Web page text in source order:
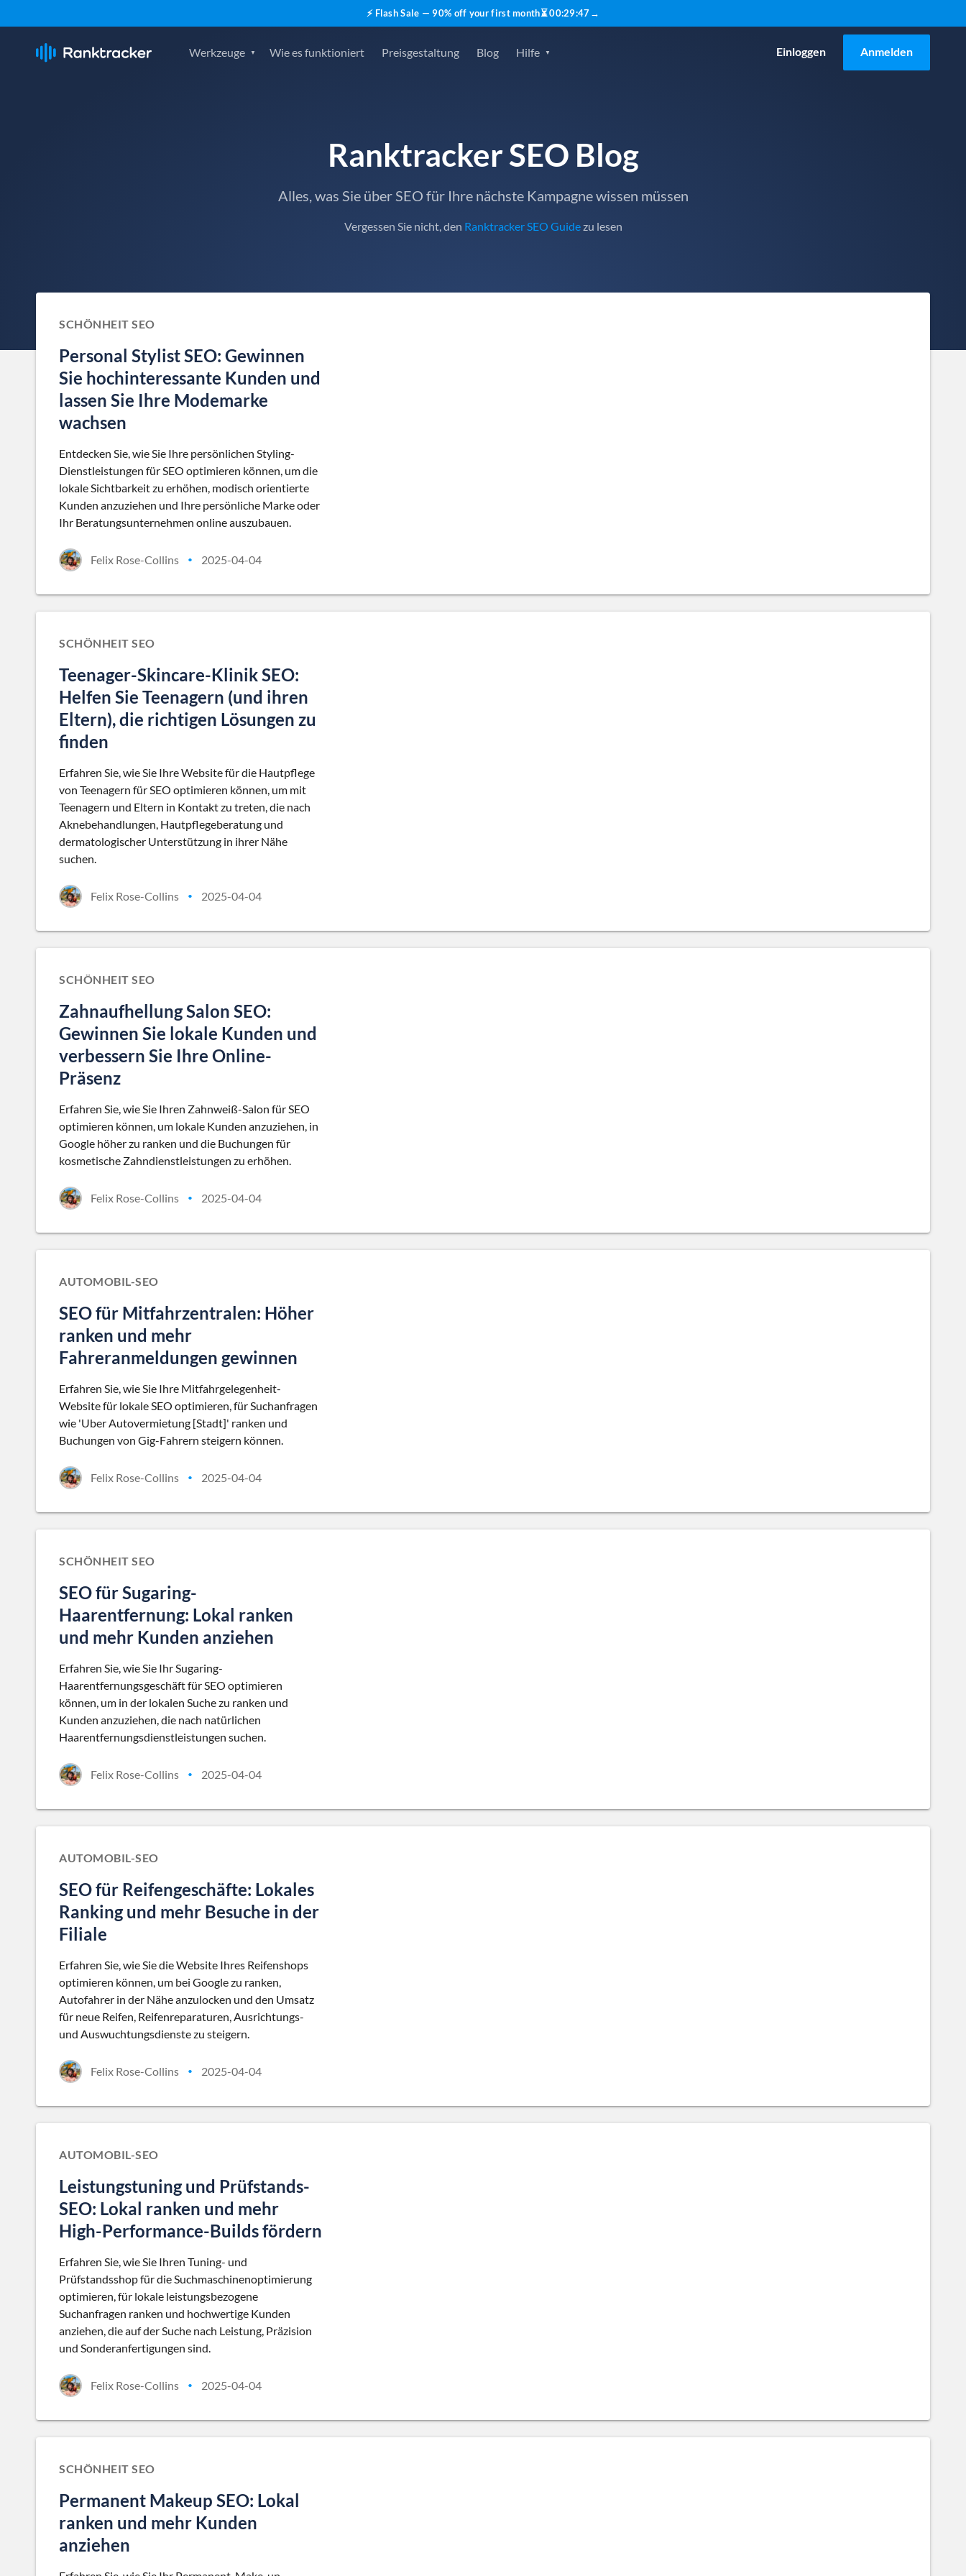
⚡ Flash Sale — 90% off your first month⏳00:29:46→
Werkzeuge Wie es funktioniert Preisgestaltung Blog Hilfe Einloggen Anmelden
Ranktracker SEO Blog
Alles, was Sie über SEO für Ihre nächste Kampagne wissen müssen
Vergessen Sie nicht, den Ranktracker SEO Guidezu lesen
SCHÖNHEIT SEO
Personal Stylist SEO: Gewinnen
Sie hochinteressante Kunden und
lassen Sie Ihre Modemarke
wachsen
Entdecken Sie, wie Sie Ihre persönlichen Styling-
Dienstleistungen für SEO optimieren können, um die
lokale Sichtbarkeit zu erhöhen, modisch orientierte
Kunden anzuziehen und Ihre persönliche Marke oder
Ihr Beratungsunternehmen online auszubauen.
Felix Rose-Collins • 2025-04-04
SCHÖNHEIT SEO
Teenager-Skincare-Klinik SEO:
Helfen Sie Teenagern (und ihren
Eltern), die richtigen Lösungen zu
finden
Erfahren Sie, wie Sie Ihre Website für die Hautpflege
von Teenagern für SEO optimieren können, um mit
Teenagern und Eltern in Kontakt zu treten, die nach
Aknebehandlungen, Hautpflegeberatung und
dermatologischer Unterstützung in ihrer Nähe
suchen.
Felix Rose-Collins • 2025-04-04
SCHÖNHEIT SEO
Zahnaufhellung Salon SEO:
Gewinnen Sie lokale Kunden und
verbessern Sie Ihre Online-
Präsenz
Erfahren Sie, wie Sie Ihren Zahnweiß-Salon für SEO
optimieren können, um lokale Kunden anzuziehen, in
Google höher zu ranken und die Buchungen für
kosmetische Zahndienstleistungen zu erhöhen.
Felix Rose-Collins • 2025-04-04
AUTOMOBIL-SEO
SEO für Mitfahrzentralen: Höher
ranken und mehr
Fahreranmeldungen gewinnen
Erfahren Sie, wie Sie Ihre Mitfahrgelegenheit-
Website für lokale SEO optimieren, für Suchanfragen
wie 'Uber Autovermietung [Stadt]' ranken und
Buchungen von Gig-Fahrern steigern können.
Felix Rose-Collins • 2025-04-04
SCHÖNHEIT SEO
SEO für Sugaring-
Haarentfernung: Lokal ranken
und mehr Kunden anziehen
Erfahren Sie, wie Sie Ihr Sugaring-
Haarentfernungsgeschäft für SEO optimieren
können, um in der lokalen Suche zu ranken und
Kunden anzuziehen, die nach natürlichen
Haarentfernungsdienstleistungen suchen.
Felix Rose-Collins • 2025-04-04
AUTOMOBIL-SEO
SEO für Reifengeschäfte: Lokales
Ranking und mehr Besuche in der
Filiale
Erfahren Sie, wie Sie die Website Ihres Reifenshops
optimieren können, um bei Google zu ranken,
Autofahrer in der Nähe anzulocken und den Umsatz
für neue Reifen, Reifenreparaturen, Ausrichtungs-
und Auswuchtungsdienste zu steigern.
Felix Rose-Collins • 2025-04-04
AUTOMOBIL-SEO
Leistungstuning und Prüfstands-
SEO: Lokal ranken und mehr
High-Performance-Builds fördern
Erfahren Sie, wie Sie Ihren Tuning- und
Prüfstandsshop für die Suchmaschinenoptimierung
optimieren, für lokale leistungsbezogene
Suchanfragen ranken und hochwertige Kunden
anziehen, die auf der Suche nach Leistung, Präzision
und Sonderanfertigungen sind.
Felix Rose-Collins • 2025-04-04
SCHÖNHEIT SEO
Permanent Makeup SEO: Lokal
ranken und mehr Kunden
anziehen